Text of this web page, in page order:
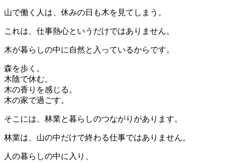
山で働く人は、休みの日も木を見てしまう。
これは、仕事熱心というだけではありません。
木が暮らしの中に自然と入っているからです。
森を歩く。
木陰で休む。
木の香りを感じる。
木の家で過ごす。
そこには、林業と暮らしのつながりがあります。
林業は、山の中だけで終わる仕事ではありません。
人の暮らしの中に入り、